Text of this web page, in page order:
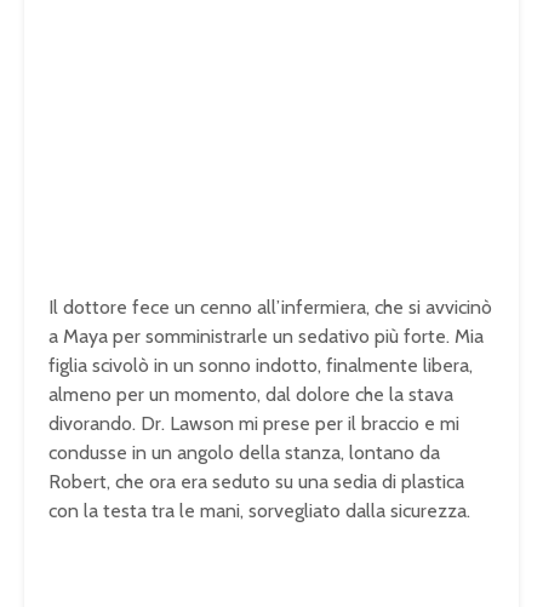
Il dottore fece un cenno all’infermiera, che si avvicinò
a Maya per somministrarle un sedativo più forte. Mia
figlia scivolò in un sonno indotto, finalmente libera,
almeno per un momento, dal dolore che la stava
divorando. Dr. Lawson mi prese per il braccio e mi
condusse in un angolo della stanza, lontano da
Robert, che ora era seduto su una sedia di plastica
con la testa tra le mani, sorvegliato dalla sicurezza.